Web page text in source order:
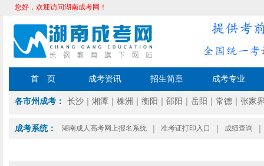
您好，欢迎访问湖南成考网！
首 页 成考资讯 招生简章 成考专业
各市州成考： 长沙 湘潭 株洲 衡阳 邵阳 岳阳 常德 张家
成考系统： 湖南成人高考网上报名系统 准考证打印入口 成绩查询